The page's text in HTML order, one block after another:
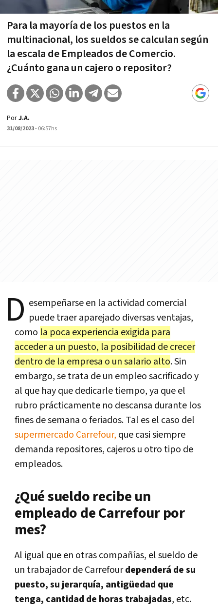
Para la mayoría de los puestos en la
multinacional, los sueldos se calculan según
la escala de Empleados de Comercio.
¿Cuánto gana un cajero o repositor?
PorJ.A.
31/08/2023- 06:57hs
D esempeñarse en la actividad comercial
puede traer aparejado diversas ventajas,
como la poca experiencia exigida para
acceder a un puesto, la posibilidad de crecer
dentro de la empresa o un salario alto. Sin
embargo, se trata de un empleo sacrificado y
al que hay que dedicarle tiempo, ya que el
rubro prácticamente no descansa durante los
fines de semana o feriados. Tal es el caso del
supermercado Carrefour, que casi siempre
demanda repositores, cajeros u otro tipo de
empleados.
¿Qué sueldo recibe un
empleado de Carrefour por
mes?
Al igual que en otras compañías, el sueldo de
un trabajador de Carrefourdependerá de su
puesto, su jerarquía, antigüedad que
tenga, cantidad de horas trabajadas, etc.